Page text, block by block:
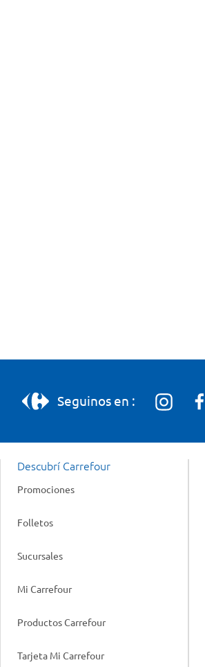
Seguinos en :
Descubrí Carrefour
Promociones
Folletos
Sucursales
Mi Carrefour
Productos Carrefour
Tarjeta Mi Carrefour